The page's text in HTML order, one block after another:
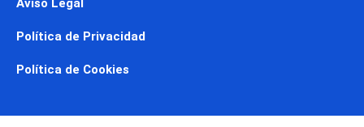
Aviso Legal
Política de Privacidad
Política de Cookies